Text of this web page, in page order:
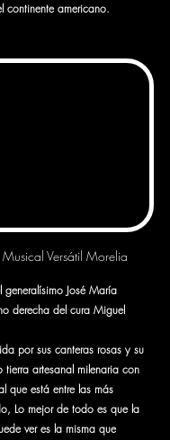
continente americano.
Versátil Morelia
José María
derecha del cura Miguel
por sus canteras rosas y su
tierra artesanal milenaria con
que está entre las más
Lo mejor de todo es que la
ver es la misma que